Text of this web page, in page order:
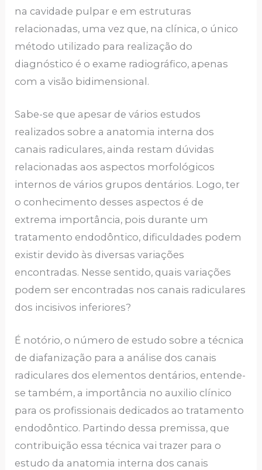
na cavidade pulpar e em estruturas
relacionadas, uma vez que, na clínica, o único
método utilizado para realização do
diagnóstico é o exame radiográfico, apenas
com a visão bidimensional.
Sabe-se que apesar de vários estudos
realizados sobre a anatomia interna dos
canais radiculares, ainda restam dúvidas
relacionadas aos aspectos morfológicos
internos de vários grupos dentários. Logo, ter
o conhecimento desses aspectos é de
extrema importância, pois durante um
tratamento endodôntico, dificuldades podem
existir devido às diversas variações
encontradas. Nesse sentido, quais variações
podem ser encontradas nos canais radiculares
dos incisivos inferiores?
É notório, o número de estudo sobre a técnica
de diafanização para a análise dos canais
radiculares dos elementos dentários, entende-
se também, a importância no auxilio clínico
para os profissionais dedicados ao tratamento
endodôntico. Partindo dessa premissa, que
contribuição essa técnica vai trazer para o
estudo da anatomia interna dos canais